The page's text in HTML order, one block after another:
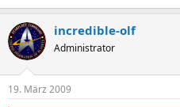
incredible-olf
Administrator
19. März 2009